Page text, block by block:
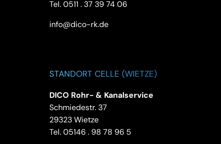
Tel.0511 . 37 39 74 06
info@dico-rk.de
STANDORT CELLE (WIETZE)
DICO Rohr- & Kanalservice
Schmiedestr. 37
29323 Wietze
Tel.05146 . 98 78 96 5